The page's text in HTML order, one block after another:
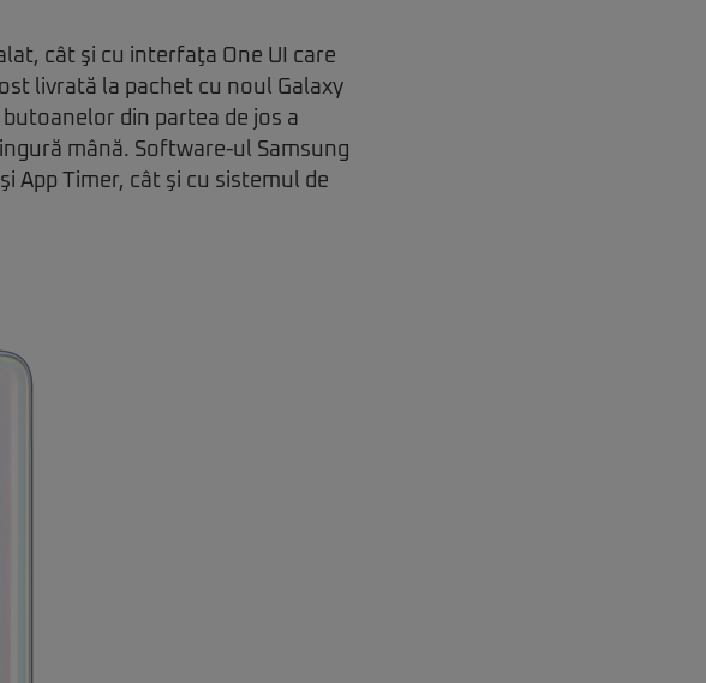
cât şi cu interfaţa One UI care
livrată la pachet cu noul Galaxy
din partea de jos a
mână. Software-ul Samsung
App Timer, cât şi cu sistemul de